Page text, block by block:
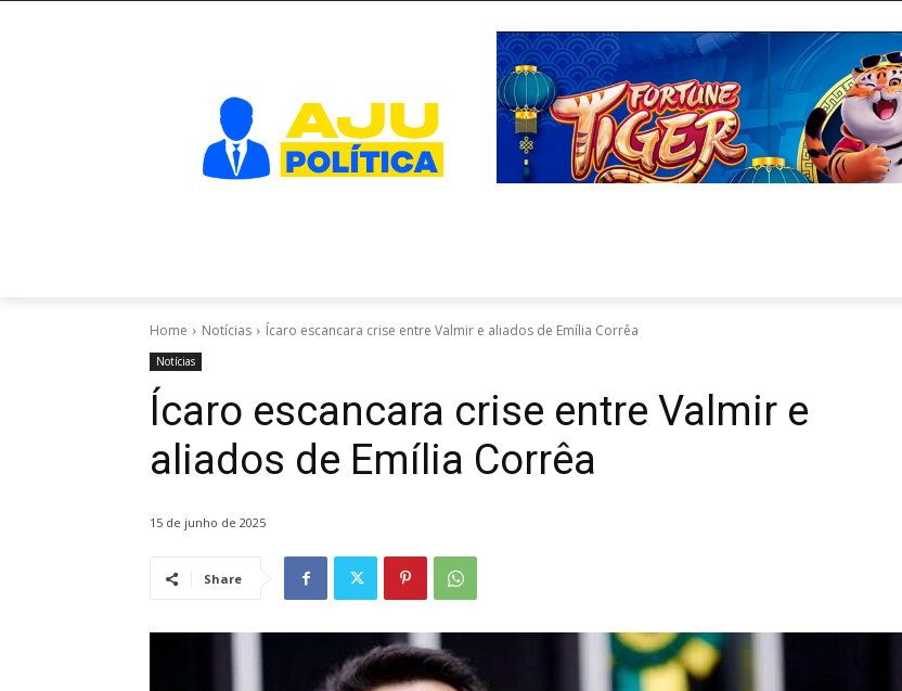
Home Notícias Ícaro escancara crise entre Valmir e aliados de Emília Corrêa
Notícias
Ícaro escancara crise entre Valmir e
aliados de Emília Corrêa
15 de junho de 2025
Share